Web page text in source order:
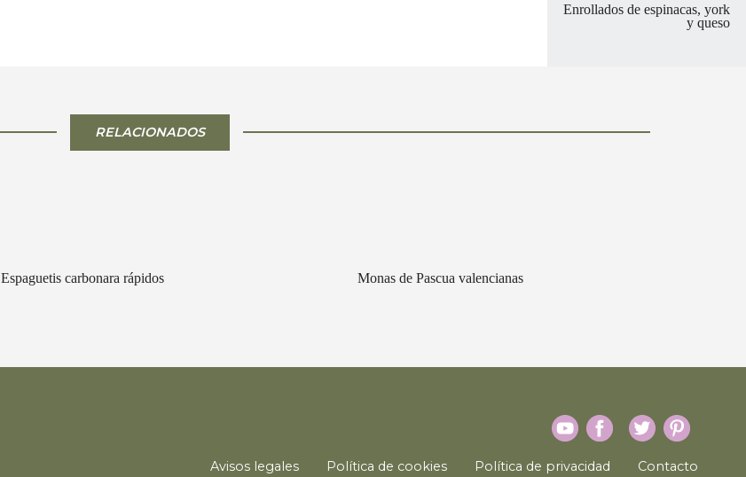
Enrollados de espinacas, york
y queso
RELACIONADOS
Espaguetis carbonara rápidos Monas de Pascua valencianas
Avisos legales Política de cookies Política de privacidad Contacto